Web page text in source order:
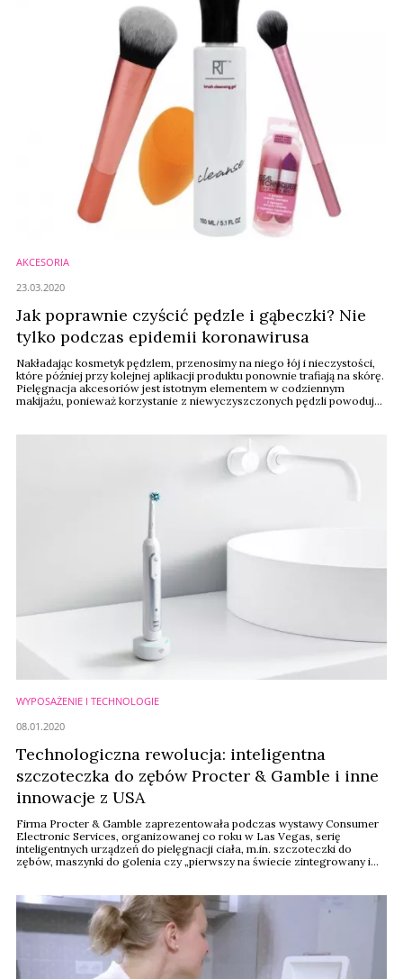
AKCESORIA
Jak poprawnie czyścić pędzle i gąbeczki? Nie
tylko podczas epidemii koronawirusa
Nakładając kosmetyk pędzlem, przenosimy na niego łój i nieczystości,
które później przy kolejnej aplikacji produktu ponownie trafiają na skórę.
Pielęgnacja akcesoriów jest istotnym elementem w codziennym
makijażu, ponieważ korzystanie z niewyczyszczonych pędzli powoduje
23.03.2020
WYPOSAŻENIE I TECHNOLOGIE
Technologiczna rewolucja: inteligentna
szczoteczka do zębów Procter & Gamble i inne
innowacje z USA
Firma Procter & Gamble zaprezentowała podczas wystawy Consumer
Electronic Services, organizowanej co roku w Las Vegas, serię
inteligentnych urządzeń do pielęgnacji ciała, m.in. szczoteczki do
zębów, maszynki do golenia czy „pierwszy na świecie zintegrowany i
08.01.2020